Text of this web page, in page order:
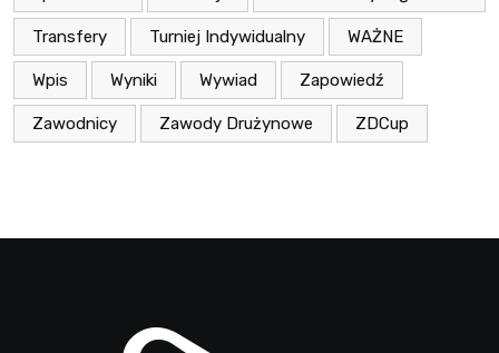
Transfery Turniej Indywidualny WAŻNE
Wpis Wyniki Wywiad Zapowiedź
Zawodnicy Zawody Drużynowe ZDCup